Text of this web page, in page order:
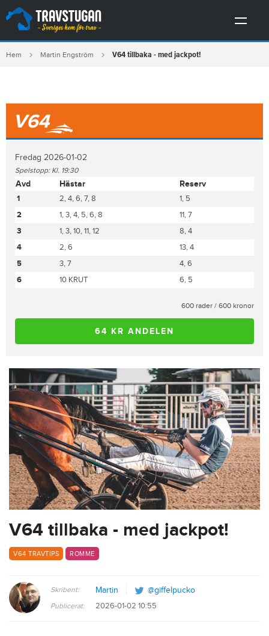
Hem Martin Engström V64 tillbaka - med jackpot!
V64
Fredag 2026-01-02
Spelstopp: Kl. 19:30
Avd Hästar Reserv
1 2, 4, 6, 7, 8
1, 5
2
1, 3, 4, 5, 6, 8
11, 7
3
1, 3, 10, 11, 12
8, 4
4
2, 6
13, 4
5
3, 7
4, 6
6
10 KRUT 6, 5
600 rader / 600 kronor
64 KR ANDELEN
V64 tillbaka - med jackpot!
V64 TRAVTIPS ROMME
Skribent: Martin @giffelpucko
Publicerat: 2026-01-02 10:55